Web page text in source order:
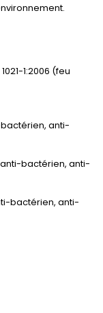
1:2006 (feu
bactérien, anti-
anti-bactérien, anti-
bactérien, anti-